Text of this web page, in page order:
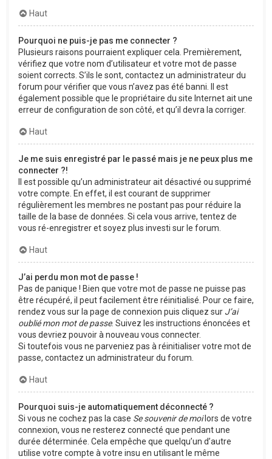
Haut
Pourquoi ne puis-je pas me connecter ?
Plusieurs raisons pourraient expliquer cela. Premièrement,
vérifiez que votre nom d’utilisateur et votre mot de passe
soient corrects. S’ils le sont, contactez un administrateur du
forum pour vérifier que vous n’avez pas été banni. Il est
également possible que le propriétaire du site Internet ait une
erreur de configuration de son côté, et qu’il devra la corriger.
Haut
Je me suis enregistré par le passé mais je ne peux plus me
connecter ?!
Il est possible qu’un administrateur ait désactivé ou supprimé
votre compte. En effet, il est courant de supprimer
régulièrement les membres ne postant pas pour réduire la
taille de la base de données. Si cela vous arrive, tentez de
vous ré-enregistrer et soyez plus investi sur le forum.
Haut
J’ai perdu mon mot de passe !
Pas de panique ! Bien que votre mot de passe ne puisse pas
être récupéré, il peut facilement être réinitialisé. Pour ce faire,
rendez vous sur la page de connexion puis cliquez sur J’ai
oublié mon mot de passe. Suivez les instructions énoncées et
vous devriez pouvoir à nouveau vous connecter.
Si toutefois vous ne parveniez pas à réinitialiser votre mot de
passe, contactez un administrateur du forum.
Haut
Pourquoi suis-je automatiquement déconnecté ?
Si vous ne cochez pas la case Se souvenir de moilors de votre
connexion, vous ne resterez connecté que pendant une
durée déterminée. Cela empêche que quelqu’un d’autre
utilise votre compte à votre insu en utilisant le même